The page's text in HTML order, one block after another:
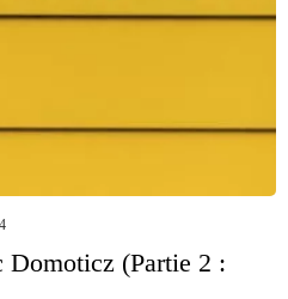
Domoticz (Partie 2 :